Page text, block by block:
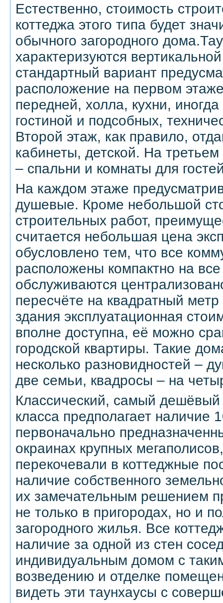
Естественно, стоимость
коттеджа этого типа будет
обычного загородного
характеризуются
стандартный вариант
расположение на первом
передней, холла, кухни,
гостиной и подсобных,
Второй этаж, как правило,
кабинеты, детской. На
– спальни и комнаты для
На каждом этаже
душевые. Кроме небольшой
строительных работ,
считается небольшая цена
обусловлено тем, что все
расположены компактно на
обслуживаются
пересчёте на квадратный метр
здания эксплуатационная
вполне доступна, её можно
городской квартиры. Такие
несколько разновидностей –
две семьи, квадросы – на
Классический, самый дешёвый
класса предполагает наличие
первоначально
окраинах крупных
перекочевали в коттеджные
наличие собственного
их замечательным решением
не только в пригородах, но и
загородного жилья. Все
наличие за одной из стен
индивидуальным домом с
возведению и отделке
видеть эти таунхаусы с